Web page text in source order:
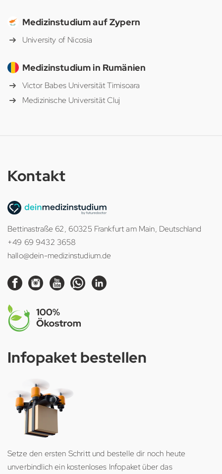
Medizinstudium auf Zypern
University of Nicosia
Medizinstudium in Rumänien
Victor Babes Universität Timisoara
Medizinische Universität Cluj
Kontakt
Bettinastraße 62, 60325 Frankfurt am Main, Deutschland
+49 69 9432 3658
hallo@dein-medizinstudium.de
Infopaket bestellen
Setze den ersten Schritt und bestelle dir noch heute
unverbindlich ein kostenloses Infopaket über das